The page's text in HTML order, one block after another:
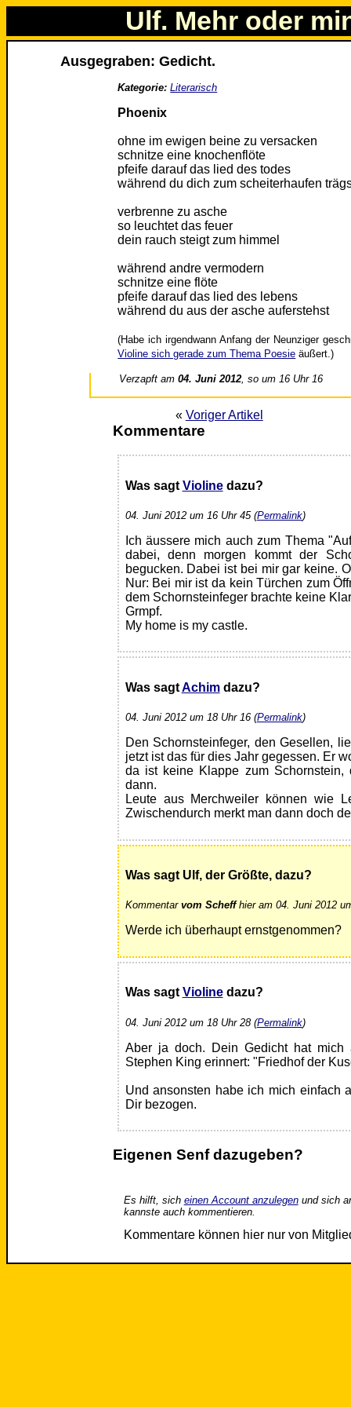
Ulf. Mehr oder
Ausgegraben: Gedicht.
Kategorie: Literarisch
Phoenix
ohne im ewigen beine zu versacken
schnitze eine knochenflöte
pfeife darauf das lied des todes
während du dich zum scheiterhaufen
verbrenne zu asche
so leuchtet das feuer
dein rauch steigt zum himmel
während andre vermodern
schnitze eine flöte
pfeife darauf das lied des lebens
während du aus der asche auferstehst
(Habe ich irgendwann Anfang der Neunziger
Violine sich gerade zum Thema Poesie äußert.)
Verzapft am04. Juni 2012, so um 16 Uhr 16
« Voriger Artikel
Kommentare
Was sagt Violinedazu?
04. Juni 2012 um 16 Uhr 45 (Permalink)
Ich äussere mich auch zum Thema
dabei, denn morgen kommt der
begucken. Dabei ist bei mir gar keine.
Nur: Bei mir ist da kein Türchen zum
dem Schornsteinfeger brachte keine
Grmpf.
My home is my castle.
Was sagtAchimdazu?
04. Juni 2012 um 18 Uhr 16 (Permalink)
Den Schornsteinfeger, den Gesellen,
jetzt ist das für dies Jahr gegessen. Er
da ist keine Klappe zum
dann.
Leute aus Merchweiler können wie
Zwischendurch merkt man dann doch
Was sagt Ulf, der Größte, dazu?
Kommentar vom Scheffhier am 04. Juni 2012
Werde ich überhaupt ernstgenommen?
Was sagt Violinedazu?
04. Juni 2012 um 18 Uhr 28 (Permalink)
Aber ja doch. Dein Gedicht hat
Stephen King erinnert: "Friedhof der
Und ansonsten habe ich mich einfach
Dir bezogen.
Eigenen Senf dazugeben?
Es hilft, sich einen Account anzulegenund sich
kannste auch kommentieren.
Kommentare können hier nur von